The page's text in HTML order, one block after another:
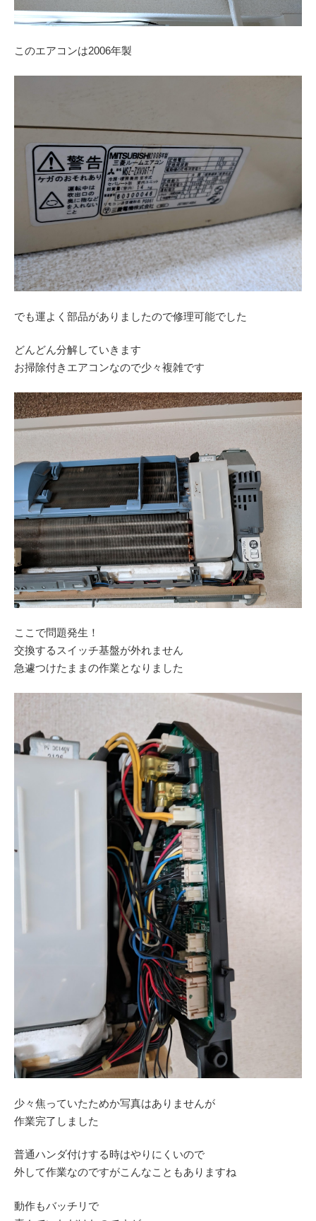
このエアコンは2006年製
でも運よく部品がありましたので修理可能でした
どんどん分解していきます
お掃除付きエアコンなので少々複雑です
ここで問題発生！
交換するスイッチ基盤が外れません
急遽つけたままの作業となりました
少々焦っていたためか写真はありませんが
作業完了しました
普通ハンダ付けする時はやりにくいので
外して作業なのですがこんなこともありますね
動作もバッチリで